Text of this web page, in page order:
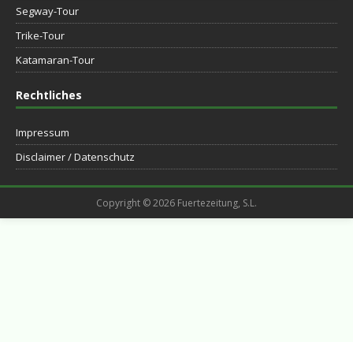
Segway-Tour
Trike-Tour
Katamaran-Tour
Rechtliches
Impressum
Disclaimer / Datenschutz
Copyright © 2026 Fuertezeitung, S.L.